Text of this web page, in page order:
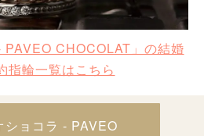
PAVEO CHOCOLAT」の結婚
指輪一覧はこちら
ショコラ - PAVEO